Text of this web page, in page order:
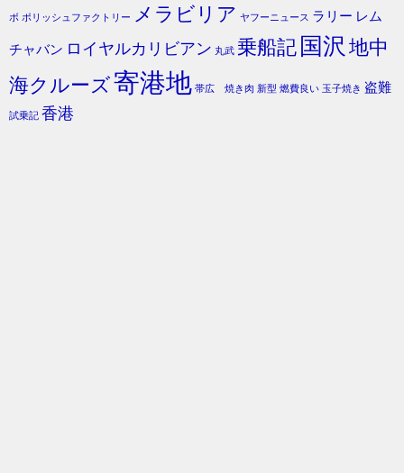
ボ ポリッシュファクトリー メラビリア ヤフーニュース ラリー レム
チャバン ロイヤルカリビアン 丸武 乗船記 国沢 地中
海クルーズ寄港地 帯広 焼き肉 新型 燃費良い 玉子焼き 盗難
試乗記 香港